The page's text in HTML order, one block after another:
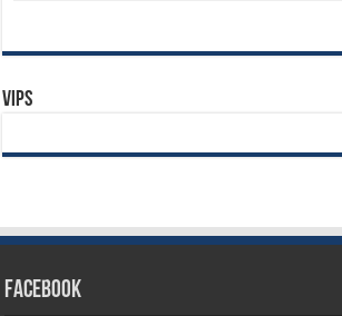
Vips
Facebook